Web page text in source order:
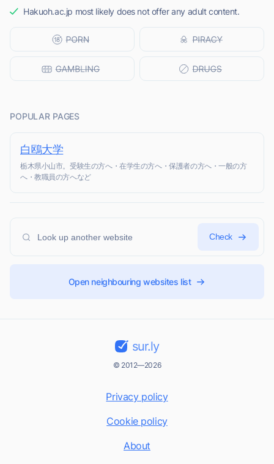
Hakuoh.ac.jp most likely does not offer any adult content.
POPULAR PAGES
白鴎大学
栃木県小山市。受験生の方へ・在学生の方へ・保護者の方へ・一般の方
へ・教職員の方へなど
Check
Open neighbouring websites list
sur.ly
© 2012—2026
Privacy policy
Cookie policy
About